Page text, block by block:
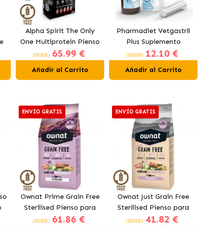
Alpha Spirit The Only
One Multiprotein Pienso
para Perros
(DESDE) 65.99 €
Añadir al Carrito
Pharmadiet Vetgastril
Plus Suplemento
Digestivo para Perros y
(DESDE) 12.10 €
Añadir al Carrito
ENVÍO GRATIS
Ownat Prime Grain Free
Sterilised Pienso para
Gatos Esterilizados
(DESDE) 61.86 €
ENVÍO GRATIS
Ownat Just Grain Free
Sterilised Pienso para
Gatos Esterilizados
(DESDE) 41.82 €